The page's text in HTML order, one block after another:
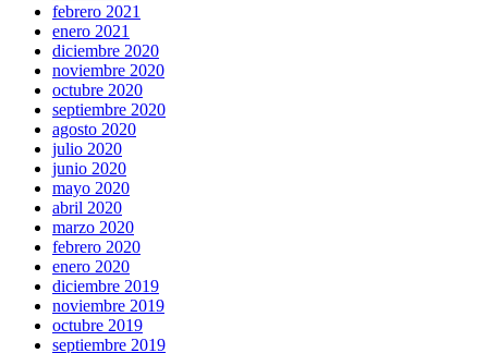
febrero 2021
enero 2021
diciembre 2020
noviembre 2020
octubre 2020
septiembre 2020
agosto 2020
julio 2020
junio 2020
mayo 2020
abril 2020
marzo 2020
febrero 2020
enero 2020
diciembre 2019
noviembre 2019
octubre 2019
septiembre 2019